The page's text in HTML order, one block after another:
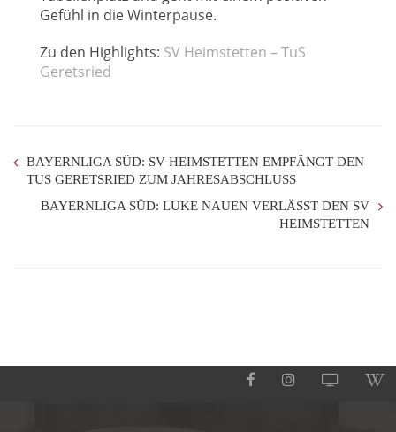
Gefühl in die Winterpause.
Zu den Highlights: SV Heimstetten – TuS
Geretsried
BAYERNLIGA SÜD: SV HEIMSTETTEN EMPFÄNGT DEN
TUS GERETSRIED ZUM JAHRESABSCHLUSS
BAYERNLIGA SÜD: LUKE NAUEN VERLÄSST DEN SV
HEIMSTETTEN